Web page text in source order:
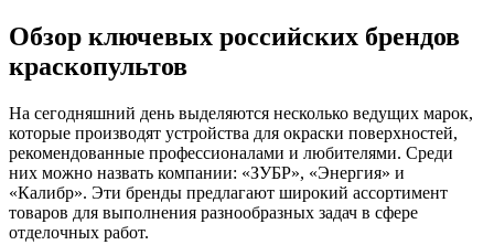
Обзор ключевых российских брендов
краскопультов
На сегодняшний день выделяются несколько ведущих марок,
которые производят устройства для окраски поверхностей,
рекомендованные профессионалами и любителями. Среди
них можно назвать компании: «ЗУБР», «Энергия» и
«Калибр». Эти бренды предлагают широкий ассортимент
товаров для выполнения разнообразных задач в сфере
отделочных работ.